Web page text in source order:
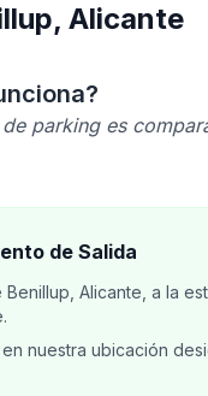
Alicante
parking es
de Salida
Alicante, a la
nuestra ubicación